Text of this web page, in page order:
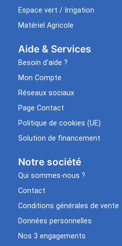
Espace vert / Irrigation
Matériel Agricole
Aide & Services​
Besoin d’aide ?
Mon Compte
Réseaux sociaux
Page Contact
Politique de cookies (UE)
Solution de financement
Notre société
Qui sommes-nous ?
Contact
Conditions générales de vente
Données personnelles
Nos 3 engagements